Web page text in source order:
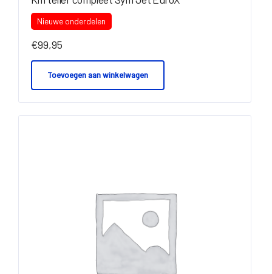
Nieuwe onderdelen
€99,95
Toevoegen aan winkelwagen